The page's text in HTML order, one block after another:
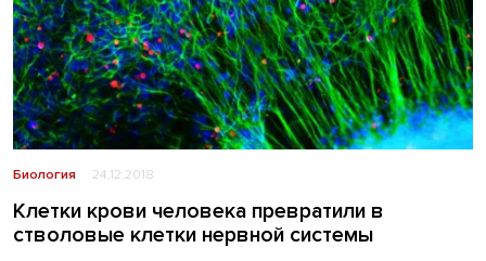
Биология 24.12.2018
Клетки крови человека превратили в
стволовые клетки нервной системы